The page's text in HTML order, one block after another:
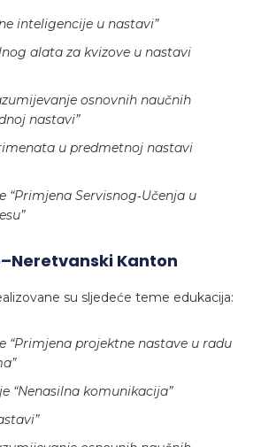
inteligencije u nastavi”
alata za kvizove u nastavi
osnovnih naučnih
nastavi”
u predmetnoj nastavi
“Primjena Servisnog‑Učenja u
Kanton
su sljedeće teme edukacija:
“Primjena projektne nastave u radu
“Nenasilna komunikacija”